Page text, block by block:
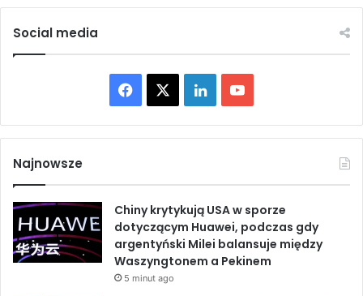
o
n
a
c
a
s
Social media
a
e
b
o
o
L
i
k
e
d
o
T
u
b
Najnowsze
Chiny krytykują USA w sporze
dotyczącym Huawei, podczas gdy
argentyński Milei balansuje między
Waszyngtonem a Pekinem
5 minut ago